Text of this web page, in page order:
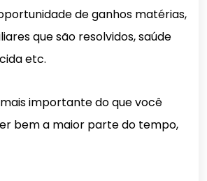
de ganhos matérias,
que são resolvidos, saúde
etc.
mais importante do que você
bem a maior parte do tempo,